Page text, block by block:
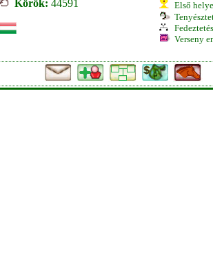
Körök: 44591
Első
Verseny